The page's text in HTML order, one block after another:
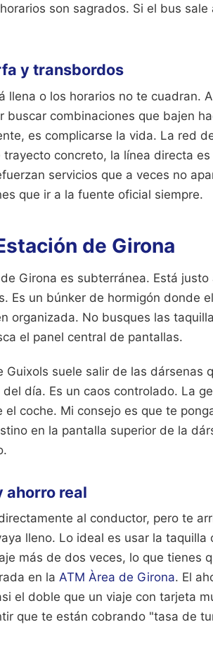
son sagrados. Si el bus sale
y transbordos
llena o los horarios no te cuadran.
buscar combinaciones que bajen
es complicarse la vida. La red
concreto, la línea directa
servicios que a veces no
que ir a la fuente oficial siempre.
de Girona
Girona es subterránea. Está
Es un búnker de hormigón donde
organizada. No busques las
el panel central de pantallas.
Guixols suele salir de las dársenas
día. Es un caos controlado. La
coche. Mi consejo es que te
en la pantalla superior de la
ahorro real
al conductor, pero te
lleno. Lo ideal es usar la taquilla
más de dos veces, lo que tienes
en la ATM Àrea de Girona. El
el doble que un viaje con tarjeta
que te están cobrando "tasa de